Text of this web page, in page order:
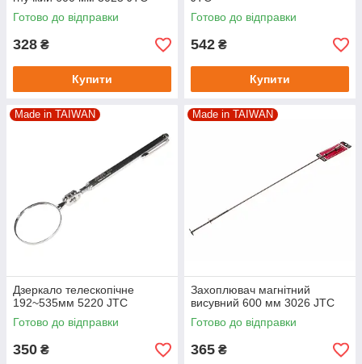
Готово до відправки
328 ₴
Купити
Готово до відправки
542 ₴
Купити
Made in TAIWAN
Дзеркало телескопічне
192~535мм 5220 JTC
Готово до відправки
350 ₴
Made in TAIWAN
Захоплювач магнітний
висувний 600 мм 3026 JTC
Готово до відправки
365 ₴